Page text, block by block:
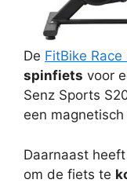
De FitBike Race
spinfiets voor
Senz Sports
een
Daarnaast
om de fiets te